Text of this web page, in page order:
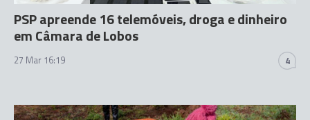
PSP apreende 16 telemóveis, droga e dinheiro
em Câmara de Lobos
27 Mar 16:19 4